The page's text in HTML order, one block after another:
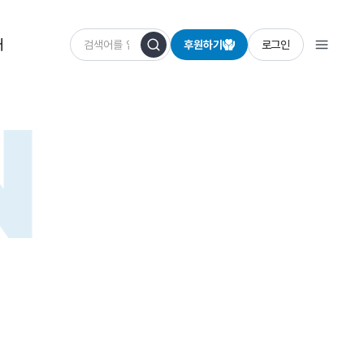
후원하기 로그인